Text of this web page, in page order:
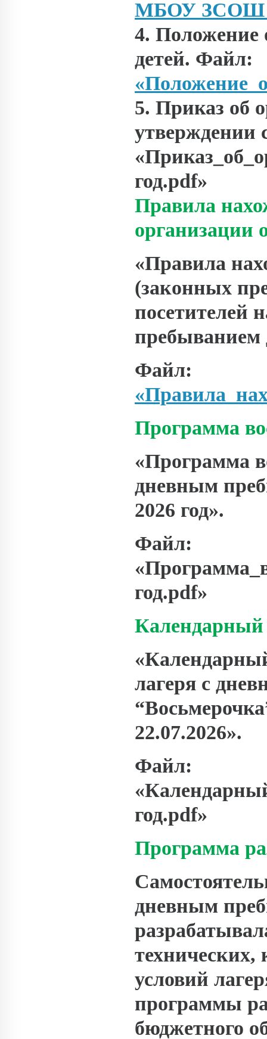
МБОУ ЗСОШ
4. Положение
детей. Файл:
5. Приказ об
утверждении
год.pdf»
Правила
организации
«Правила
(законных
посетителей
пребыванием
Файл:
Программа
«Программа
дневным
2026 год».
Файл:
год.pdf»
Календарный
лагеря с
22.07.2026».
Файл:
год.pdf»
Программа
дневным
условий
программы
бюджетного